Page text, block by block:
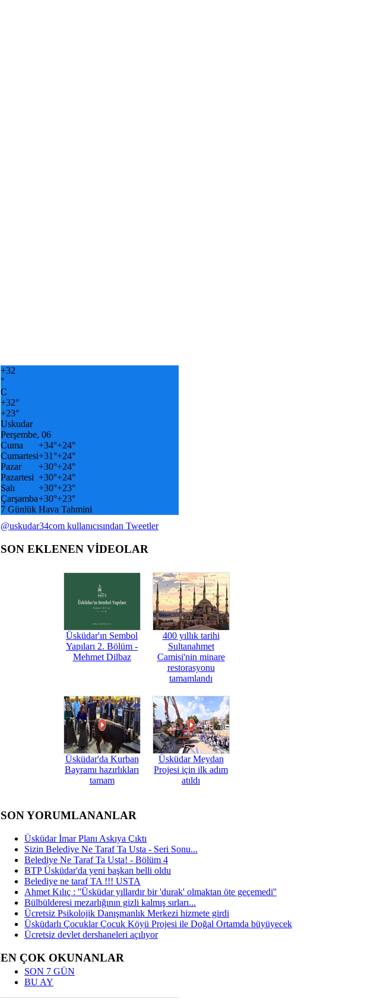
+32
°
C
+32°
+23°
Uskudar
Perşembe, 06
Cuma
+34°+24°
Cumartesi+31°+24°
Pazar
+30°+24°
Pazartesi +30°+24°
Salı
+30°+23°
Çarşamba+30°+23°
7 Günlük Hava Tahmini
@uskudar34com kullanıcısından Tweetler
SON EKLENEN VİDEOLAR
Üsküdar'ın Sembol
Yapıları 2. Bölüm -
Mehmet Dilbaz
400 yıllık tarihi
Sultanahmet
Camisi'nin minare
restorasyonu
tamamlandı
Üsküdar'da Kurban
Bayramı hazırlıkları
tamam
Üsküdar Meydan
Projesi için ilk adım
atıldı
SON YORUMLANANLAR
Üsküdar İmar Planı Askıya Çıktı
Sizin Belediye Ne Taraf Ta Usta - Seri Sonu...
Belediye Ne Taraf Ta Usta! - Bölüm 4
BTP Üsküdar'da yeni başkan belli oldu
Belediye ne taraf TA !!! USTA
Ahmet Kılıç : ''Üsküdar yıllardır bir 'durak' olmaktan öte geçemedi''
Bülbülderesi mezarlığının gizli kalmış sırları...
Ücretsiz Psikolojik Danışmanlık Merkezi hizmete girdi
Üsküdarlı Çocuklar Çocuk Köyü Projesi ile Doğal Ortamda büyüyecek
Ücretsiz devlet dershaneleri açılıyor
EN ÇOK OKUNANLAR
SON 7 GÜN
BU AY